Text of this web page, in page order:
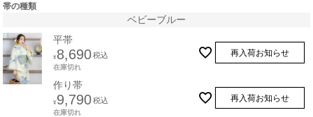
帯の種類
ベビーブルー
平帯
¥ 8,690税込
在庫切れ
再入荷お知らせ
作り帯
¥ 9,790税込
在庫切れ
再入荷お知らせ